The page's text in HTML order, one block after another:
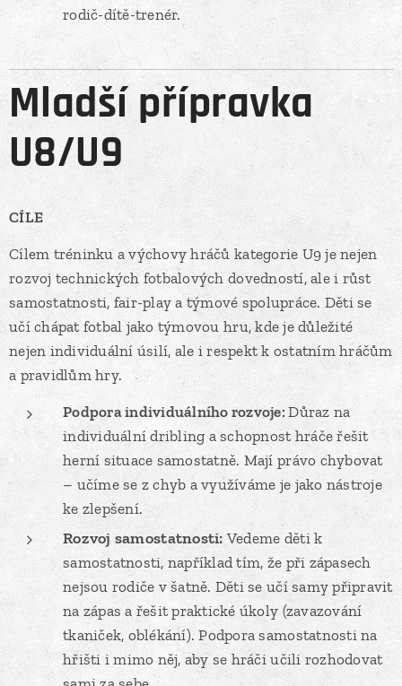
rodič-dítě-trenér.
Mladší přípravka
U8/U9
CÍLE
Cílem tréninku a výchovy hráčů kategorie U9 je nejen
rozvoj technických fotbalových dovedností, ale i růst
samostatnosti, fair-play a týmové spolupráce. Děti se
učí chápat fotbal jako týmovou hru, kde je důležité
nejen individuální úsilí, ale i respekt k ostatním hráčům
a pravidlům hry.
Podpora individuálního rozvoje:Důraz na
individuální dribling a schopnost hráče řešit
herní situace samostatně. Mají právo chybovat
– učíme se z chyb a využíváme je jako nástroje
ke zlepšení.
Rozvoj samostatnosti: Vedeme děti k
samostatnosti, například tím, že při zápasech
nejsou rodiče v šatně. Děti se učí samy připravit
na zápas a řešit praktické úkoly (zavazování
tkaniček, oblékání). Podpora samostatnosti na
hřišti i mimo něj, aby se hráči učili rozhodovat